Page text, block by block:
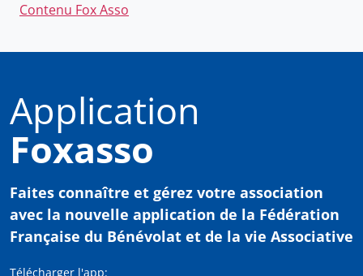
Contenu Fox Asso
Application
Foxasso
Faites connaître et gérez votre association
avec la nouvelle application de la Fédération
Française du Bénévolat et de la vie Associative
Télécharger l'app: